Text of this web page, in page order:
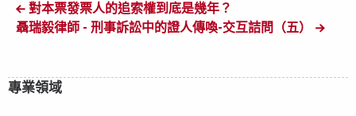
對本票發票人的追索權到底是幾年？
聶瑞毅律師 - 刑事訴訟中的證人傳喚-交互詰問（五）
專業領域